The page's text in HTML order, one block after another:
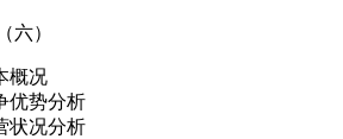
）
况
势分析
况分析